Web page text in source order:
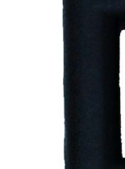
Kauppa
Huolto
Ostoskori
Kassalle